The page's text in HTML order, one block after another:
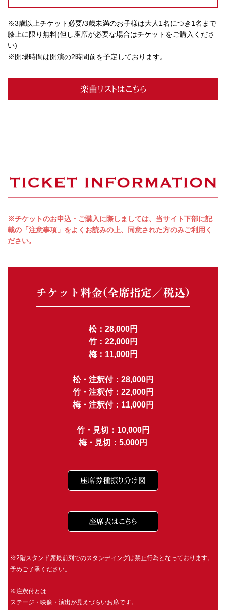
※3歳以上チケット必要/3歳未満のお子様は大人1名につき1名まで
膝上に限り無料(但し座席が必要な場合はチケットをご購入くださ
い)
※開場時間は開演の2時間前を予定しております。
楽曲リストはこちら
※チケットのお申込・ご購入に際しましては、当サイト下部に記
載の「注意事項」をよくお読みの上、同意された方のみご利用く
ださい。
チケット料金(全席指定／税込)
松：28,000円
竹：22,000円
梅：11,000円
松・注釈付：28,000円
竹・注釈付：22,000円
梅・注釈付：11,000円
竹・見切：10,000円
梅・見切：5,000円
座席券種振り分け図
座席表はこちら
※2階スタンド席最前列でのスタンディングは禁止行為となっております。
予めご了承ください。
※注釈付とは
ステージ・映像・演出が見えづらいお席です。